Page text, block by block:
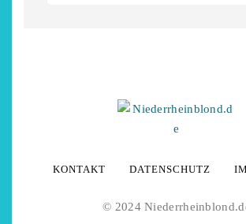
KONTAKT DATENSCHUTZ
© 2024